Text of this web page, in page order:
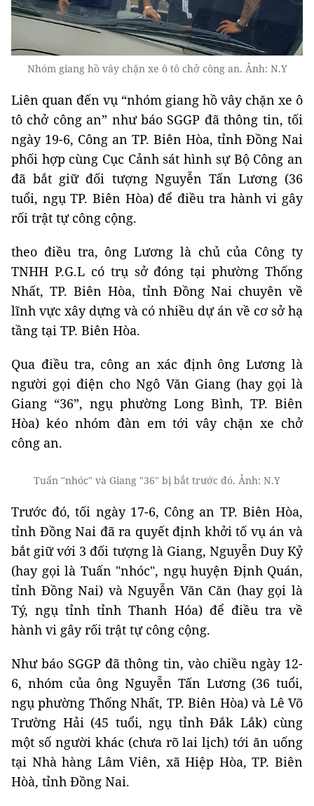
Nhóm giang hồ vây chặn xe ô tô chở công an. Ảnh: N.Y
Liên quan đến vụ “nhóm giang hồ vây chặn xe ô
tô chở công an” như báo SGGP đã thông tin, tối
ngày 19-6, Công an TP. Biên Hòa, tỉnh Đồng Nai
phối hợp cùng Cục Cảnh sát hình sự Bộ Công an
đã bắt giữ đối tượng Nguyễn Tấn Lương (36
tuổi, ngụ TP. Biên Hòa) để điều tra hành vi gây
rối trật tự công cộng.
theo điều tra, ông Lương là chủ của Công ty
TNHH P.G.L có trụ sở đóng tại phường Thống
Nhất, TP. Biên Hòa, tỉnh Đồng Nai chuyên về
lĩnh vực xây dựng và có nhiều dự án về cơ sở hạ
tầng tại TP. Biên Hòa.
Qua điều tra, công an xác định ông Lương là
người gọi điện cho Ngô Văn Giang (hay gọi là
Giang “36”, ngụ phường Long Bình, TP. Biên
Hòa) kéo nhóm đàn em tới vây chặn xe chở
công an.
Tuấn "nhóc" và Giang "36" bị bắt trước đó. Ảnh: N.Y
Trước đó, tối ngày 17-6, Công an TP. Biên Hòa,
tỉnh Đồng Nai đã ra quyết định khởi tố vụ án và
bắt giữ với 3 đối tượng là Giang, Nguyễn Duy Kỷ
(hay gọi là Tuấn "nhóc", ngụ huyện Định Quán,
tỉnh Đồng Nai) và Nguyễn Văn Căn (hay gọi là
Tý, ngụ tỉnh tỉnh Thanh Hóa) để điều tra về
hành vi gây rối trật tự công cộng.
Như báo SGGP đã thông tin, vào chiều ngày 12-
6, nhóm của ông Nguyễn Tấn Lương (36 tuổi,
ngụ phường Thống Nhất, TP. Biên Hòa) và Lê Võ
Trường Hải (45 tuổi, ngụ tỉnh Đắk Lắk) cùng
một số người khác (chưa rõ lai lịch) tới ăn uống
tại Nhà hàng Lâm Viên, xã Hiệp Hòa, TP. Biên
Hòà, tỉnh Đồng Nai.